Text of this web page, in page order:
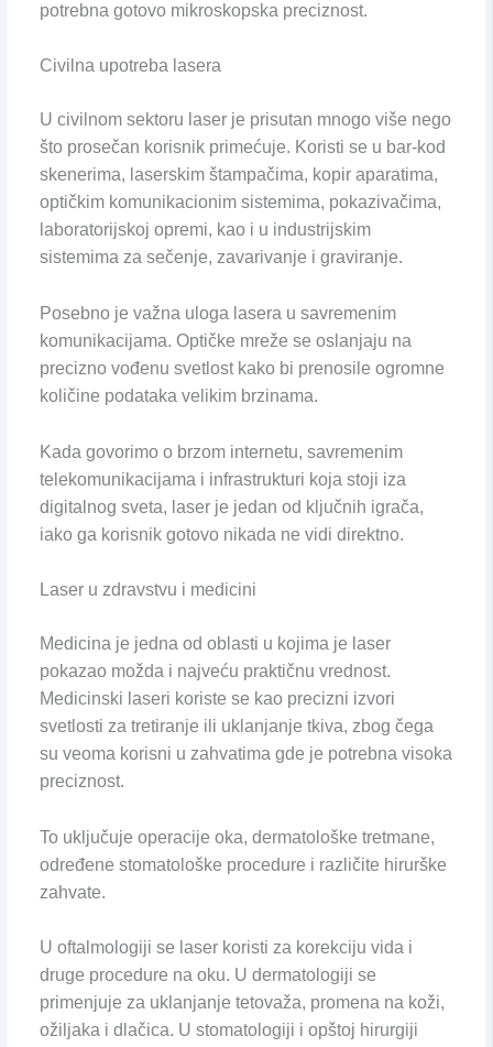
potrebna gotovo mikroskopska preciznost.
Civilna upotreba lasera
U civilnom sektoru laser je prisutan mnogo više nego
što prosečan korisnik primećuje. Koristi se u bar-kod
skenerima, laserskim štampačima, kopir aparatima,
optičkim komunikacionim sistemima, pokazivačima,
laboratorijskoj opremi, kao i u industrijskim
sistemima za sečenje, zavarivanje i graviranje.
Posebno je važna uloga lasera u savremenim
komunikacijama. Optičke mreže se oslanjaju na
precizno vođenu svetlost kako bi prenosile ogromne
količine podataka velikim brzinama.
Kada govorimo o brzom internetu, savremenim
telekomunikacijama i infrastrukturi koja stoji iza
digitalnog sveta, laser je jedan od ključnih igrača,
iako ga korisnik gotovo nikada ne vidi direktno.
Laser u zdravstvu i medicini
Medicina je jedna od oblasti u kojima je laser
pokazao možda i najveću praktičnu vrednost.
Medicinski laseri koriste se kao precizni izvori
svetlosti za tretiranje ili uklanjanje tkiva, zbog čega
su veoma korisni u zahvatima gde je potrebna visoka
preciznost.
To uključuje operacije oka, dermatološke tretmane,
određene stomatološke procedure i različite hirurške
zahvate.
U oftalmologiji se laser koristi za korekciju vida i
druge procedure na oku. U dermatologiji se
primenjuje za uklanjanje tetovaža, promena na koži,
ožiljaka i dlačica. U stomatologiji i opštoj hirurgiji